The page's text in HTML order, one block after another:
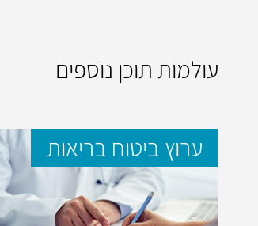
עולמות תוכן נוספים
ערוץ ביטוח בריאות